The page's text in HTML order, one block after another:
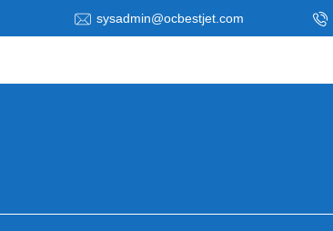
sysadmin@ocbestjet.com